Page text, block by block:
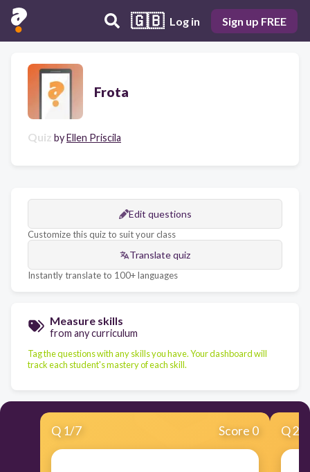
🇬🇧 Log in Sign up FREE
Frota
Quiz byEllen Priscila
Edit questions
Customize this quiz to suit your class
Translate quiz
Instantly translate to 100+ languages
Measure skills
from any curriculum
Tag the questions with any skills you have. Your dashboard will
track each student's mastery of each skill.
Q 1/7 Score 0 Q2